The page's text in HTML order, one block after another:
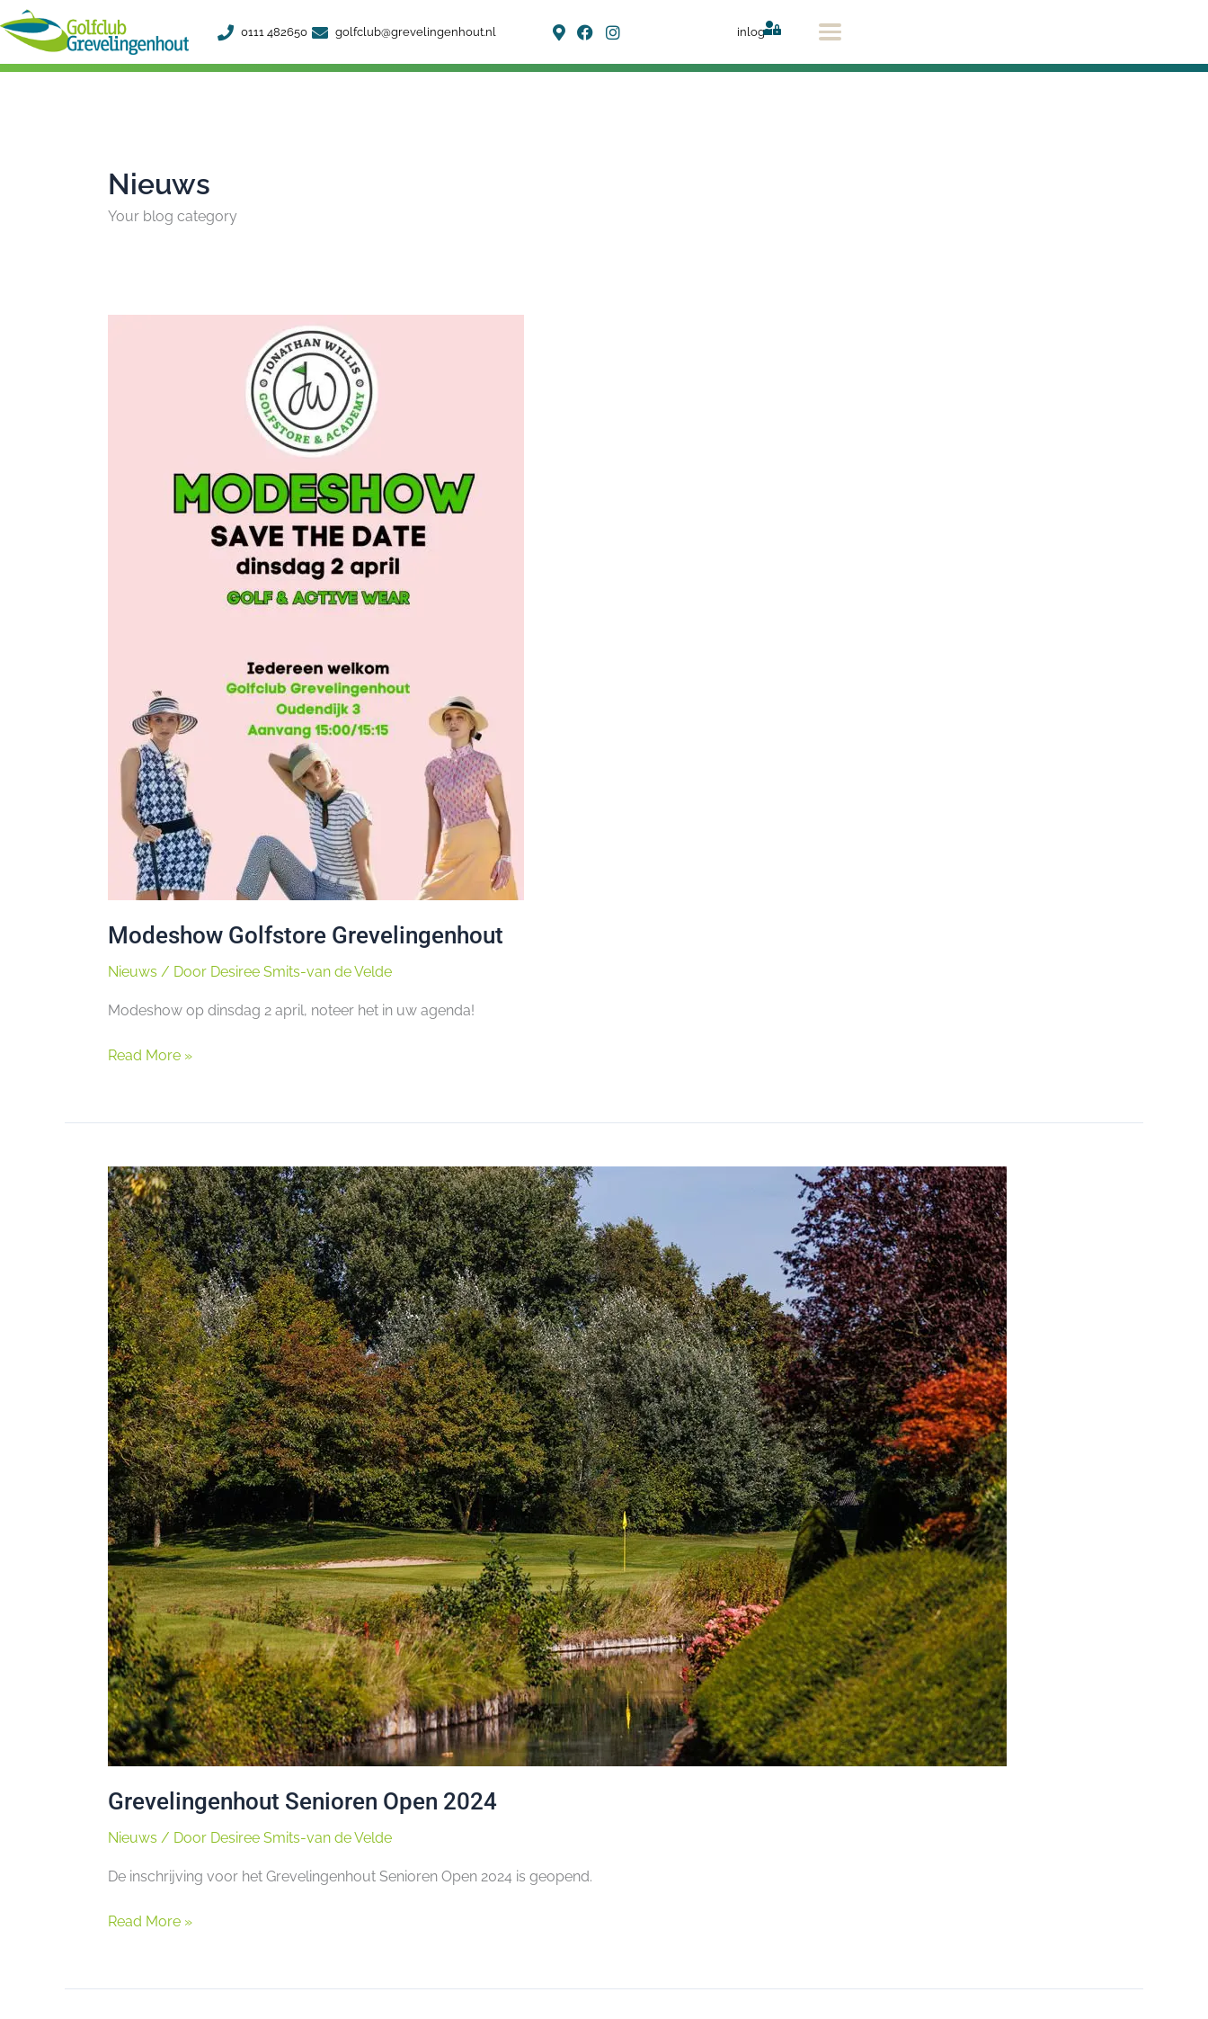
naar
0111 482650 golfclub@grevelingenhout.nl inlog
Nieuws
Your blog category
Modeshow Golfstore Grevelingenhout
Nieuws / Door Desiree Smits-van de Velde
Modeshow op dinsdag 2 april, noteer het in uw agenda!
Read More »
Grevelingenhout Senioren Open 2024
Nieuws / Door Desiree Smits-van de Velde
De inschrijving voor het Grevelingenhout Senioren Open 2024 is geopend.
Grevelingenhout
Senioren
Open
2024
Read More »